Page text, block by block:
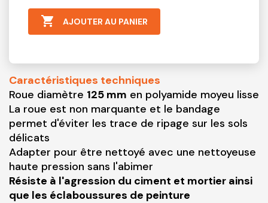
 AJOUTER AU PANIER
Caractéristiques techniques
Roue diamètre 125 mm en polyamide moyeu lisse
La roue est non marquante et le bandage
permet d'éviter les trace de ripage sur les sols
délicats
Adapter pour être nettoyé avec une nettoyeuse
haute pression sans l'abimer
Résiste à l'agression du ciment et mortier ainsi
que les éclaboussures de peinture